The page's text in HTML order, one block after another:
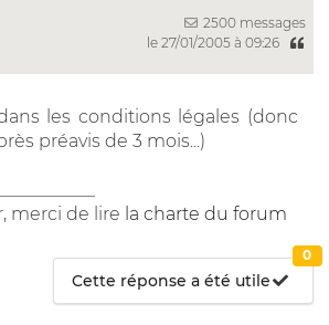
2500 messages
le 27/01/2005 à 09:26
les conditions légales (donc
préavis de 3 mois...)
merci de lire la charte du forum
Cette réponse a été utile
0